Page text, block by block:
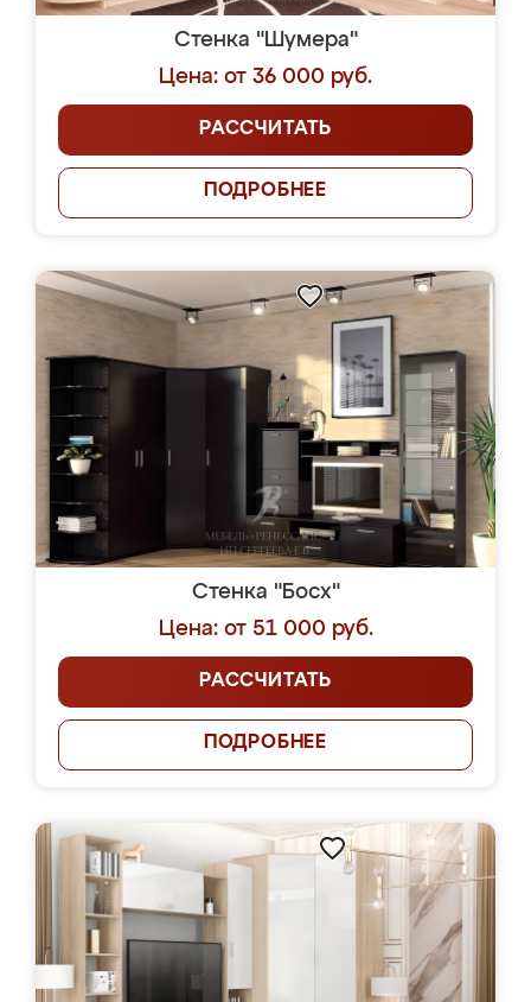
Стенка "Шумера"
Цена: от 36 000 руб.
РАССЧИТАТЬ
ПОДРОБНЕЕ
Стенка "Босх"
Цена: от 51 000 руб.
РАССЧИТАТЬ
ПОДРОБНЕЕ